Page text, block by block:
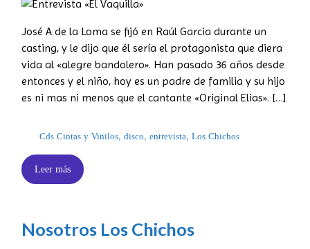
José A de la Loma se fijó en Raúl Garcia durante un
casting, y le dijo que él sería el protagonista que diera
vida al «alegre bandolero». Han pasado 36 años desde
entonces y el niño, hoy es un padre de familia y su hijo
es ni mas ni menos que el cantante «Original Elias». […]
Cds Cintas y Vinilos, disco, entrevista, Los Chichos
Leer más
Nosotros Los Chichos